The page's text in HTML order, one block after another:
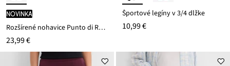
novinka
Rozšírené nohavice Punto di Roma
23,99 €
Športové legíny v 3/4 dĺžke
10,99 €